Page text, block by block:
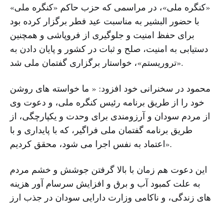
«کنگره ملی»، در مراسمی که حزب حاکم «کنگره ملی»
با حضور البشیر به مناسبت عید فطر برگزار کرده بود
برای حفظ امنیت و جلوگیری از فروپاشی و همچنین
دستیابی به امنیت، صلح و ثبات در کشور و پایان دادن به
«تروریستم»، خواستار برگزاری گفتمان ملی شد.
محمود در سخنرانی خود افزود: « ما خواسته های روشن
خود را از طریق برنامه رئیس کنگره ملی، و دعوت وی
از مردم سودان و آرزومندی برای وحدت و یکپارچگی، از
طریق برنامه گفتمان ملی فراگیر، که با پایداری و با
اعتماد به نفس اجرا می شود، محقق کردیم».
این دعوت هم زمان با بالا گرفتن جوشش و خشم مردم
به علت کمبود آب و برق و افزایش سرسام آور هزینه
های زندگی، و ناکامی وزارت دارایی سودان در جذب ارز